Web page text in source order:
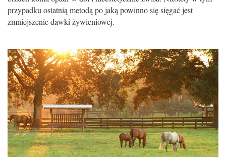
przypadku ostatnią metodą po jaką powinno sięsięgaćjest
zmniejszenie dawki żywieniowej.